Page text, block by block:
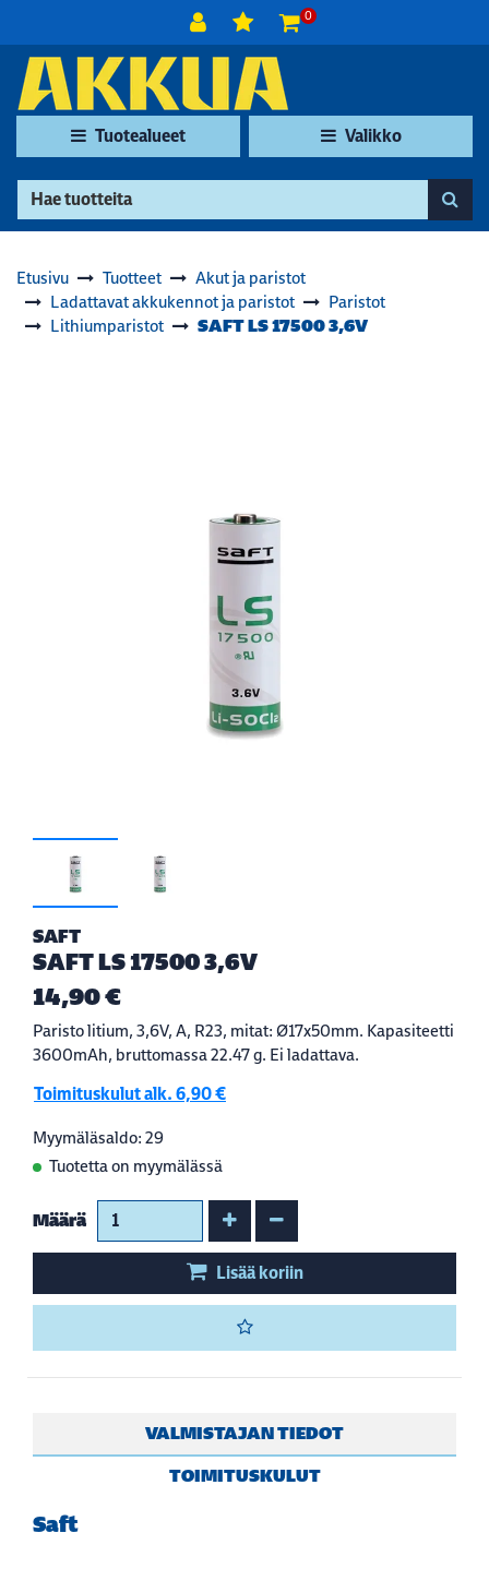
0
Tuotealueet Valikko
Etusivu Tuotteet
Akut ja paristot
Ladattavat akkukennot ja paristot
Paristot
Lithiumparistot
SAFT LS 17500 3,6V
SAFT
SAFT LS 17500 3,6V
14,90 €
Paristo litium, 3,6V, A, R23, mitat: Ø17x50mm. Kapasiteetti
3600mAh, bruttomassa 22.47 g. Ei ladattava.
Toimituskulut alk. 6,90 €
Myymäläsaldo: 29
Tuotetta on myymälässä
Määrä Kasvata määrää
Vähennä määrää
Lisää koriin
VALMISTAJAN TIEDOT
TOIMITUSKULUT
Saft